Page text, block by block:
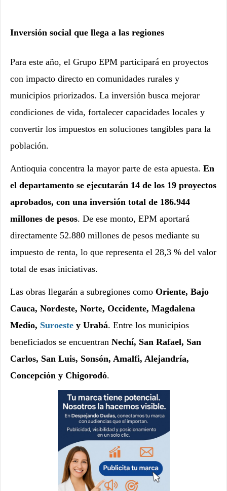
Inversión social que llega a las regiones
Para este año, el Grupo EPM participará en proyectos
con impacto directo en comunidades rurales y
municipios priorizados. La inversión busca mejorar
condiciones de vida, fortalecer capacidades locales y
convertir los impuestos en soluciones tangibles para la
población.
Antioquia concentra la mayor parte de esta apuesta. En
el departamento se ejecutarán 14 de los 19 proyectos
aprobados, con una inversión total de 186.944
millones de pesos. De ese monto, EPM aportará
directamente 52.880 millones de pesos mediante su
impuesto de renta, lo que representa el 28,3 % del valor
total de esas iniciativas.
Las obras llegarán a subregiones como Oriente, Bajo
Cauca, Nordeste, Norte, Occidente, Magdalena
Medio, Suroeste y Urabá. Entre los municipios
beneficiados se encuentran Nechí, San Rafael, San
Carlos, San Luis, Sonsón, Amalfi, Alejandría,
Concepción y Chigorodó.